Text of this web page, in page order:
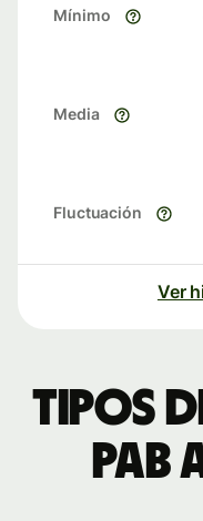
Mínimo
Media
Fluctuación
Ver
Tipos
PAB